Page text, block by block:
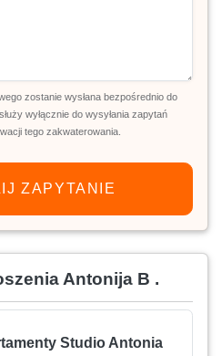
zostanie wysłana bezpośrednio do
wyłącznie do wysyłania zapytań
tego zakwaterowania.
ZAPYTANIE
Antonija B .
Studio Antonia